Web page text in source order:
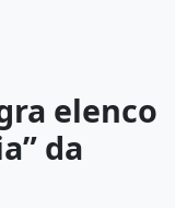
elenco
da